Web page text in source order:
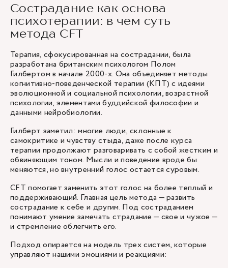
Сострадание как основа
психотерапии: в чем суть
метода CFT
Терапия, сфокусированная на сострадании, была
разработана британским психологом Полом
Гилбертом в начале 2000-х. Она объединяет методы
когнитивно-поведенческой терапии (КПТ) с идеями
эволюционной и социальной психологии, возрастной
психологии, элементами буддийской философии и
данными нейробиологии.
Гилберт заметил: многие люди, склонные к
самокритике и чувству стыда, даже после курса
терапии продолжают разговаривать с собой жестким и
обвиняющим тоном. Мысли и поведение вроде бы
меняются, но внутренний голос остается суровым.
CFT помогает заменить этот голос на более теплый и
поддерживающий. Главная цель метода — развить
сострадание к себе и другим. Под состраданием
понимают умение замечать страдание — свое и чужое —
и стремление облегчить его.
Подход опирается на модель трех систем, которые
управляют нашими эмоциями и реакциями: